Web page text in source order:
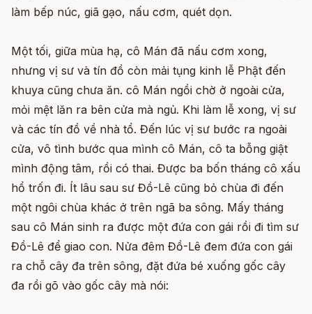
làm bếp núc, giã gạo, nấu cơm, quét dọn.
Một tối, giữa mùa hạ, cô Mán đã nấu cơm xong,
nhưng vị sư và tín đồ còn mải tụng kinh lễ Phật đến
khuya cũng chưa ăn. cô Mán ngồi chờ ở ngoài cửa,
mỏi mệt lăn ra bên cửa mà ngủ. Khi làm lễ xong, vị sư
và các tín đồ về nhà tổ. Đến lúc vị sư bước ra ngoài
cửa, vô tình bước qua mình cô Mán, cô ta bỗng giật
mình động tâm, rồi có thai. Được ba bốn tháng cô xấu
hổ trốn đi. Ít lâu sau sư Đồ-Lê cũng bỏ chùa đi đến
một ngôi chùa khác ở trên ngã ba sông. Mấy tháng
sau cô Mán sinh ra được một đứa con gái rồi đi tìm sư
Đồ-Lê để giao con. Nửa đêm Đồ-Lê đem đứa con gái
ra chỗ cây đa trên sông, đặt đứa bé xuống gốc cây
đa rồi gõ vào gốc cây mà nói: